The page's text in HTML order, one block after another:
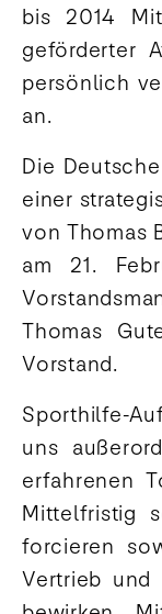
bis 2014
geförderter
persönlich
an.
Die
einer
von Thomas
am 21.
Thomas
Vorstand.
Sporthilfe-
uns
erfahrenen
Mittelfristig
forcieren
Vertrieb und